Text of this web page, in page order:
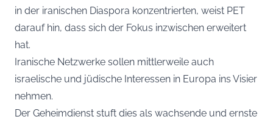
in der iranischen Diaspora konzentrierten, weist PET
darauf hin, dass sich der Fokus inzwischen erweitert
hat.
Iranische Netzwerke sollen mittlerweile auch
israelische und jüdische Interessen in Europa ins Visier
nehmen.
Der Geheimdienst stuft dies als wachsende und ernste